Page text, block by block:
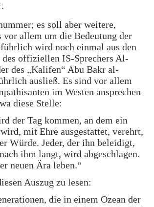
es soll aber weitere,
vor allem um die Bedeutung der
wird noch einmal aus den
offiziellen IS-Sprechers Al-
des „Kalifen“ Abu Bakr al-
ausließ. Es sind vor allem
im Westen ansprechen
diese Stelle:
der Tag kommen, an dem ein
mit Ehre ausgestattet, verehrt,
Würde. Jeder, der ihn beleidigt,
ihm langt, wird abgeschlagen.
neuen Ära leben.“
Auszug zu lesen:
die in einem Ozean der